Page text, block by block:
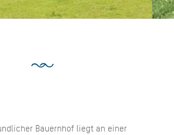
Bauernhof liegt an einer